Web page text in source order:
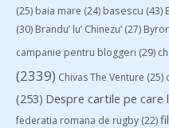
(25) baia mare (24) basescu (43)
(30) Brandu’ lu’ Chinezu’ (27)
campanie pentru bloggeri (29)
(2339) Chivas The Venture (25)
(253) Despre cartile pe care
federatia romana de rugby (22)